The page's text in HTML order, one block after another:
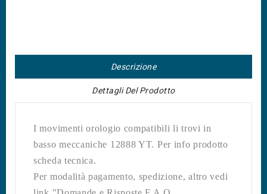
Descrizione
Dettagli Del Prodotto
I movimenti orologio compatibili li trovi in
basso meccaniche 12888 YT. Per info prodotto
scheda tecnica.
Per modalità pagamento, spedizione, altro vedi